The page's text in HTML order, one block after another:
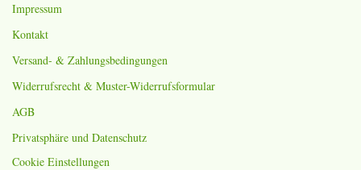
Impressum
Kontakt
Versand- & Zahlungsbedingungen
Widerrufsrecht & Muster-Widerrufsformular
AGB
Privatsphäre und Datenschutz
Cookie Einstellungen